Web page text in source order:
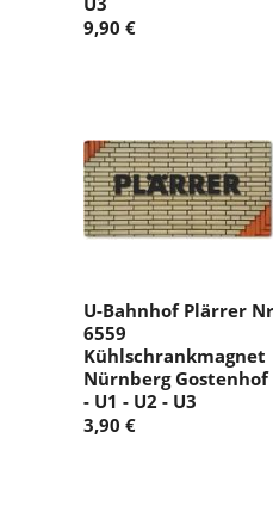
9,90 €
U-Bahnhof Plärrer Nr
6559
Kühlschrankmagnet
Nürnberg Gostenhof
- U1 - U2 - U3
3,90 €